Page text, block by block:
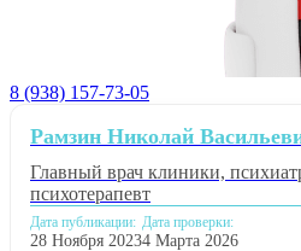
8 (938) 157-73-05
Рамзин Николай
Главный врач клиники,
психотерапевт
Дата публикации:
28 Ноября 2023
Дата проверки:
4 Марта 2026